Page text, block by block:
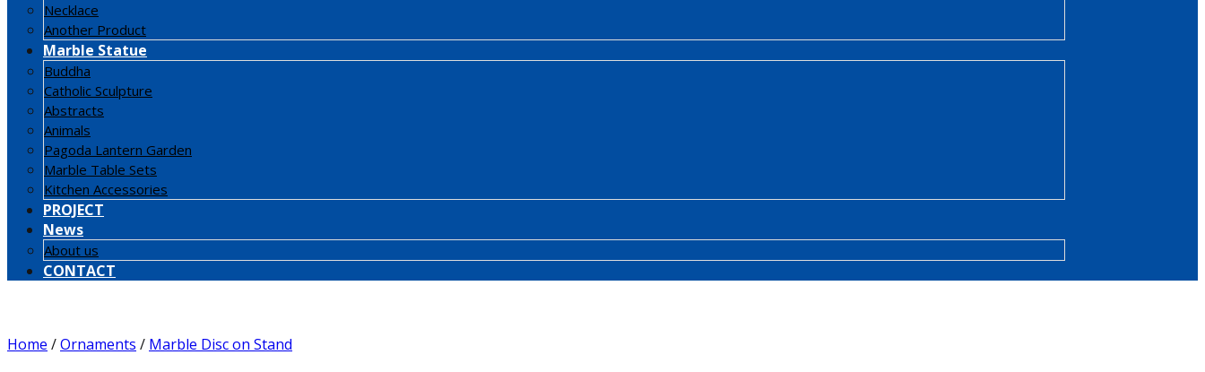
Necklace
Another Product
Marble Statue
Buddha
Catholic Sculpture
Abstracts
Animals
Pagoda Lantern Garden
Marble Table Sets
Kitchen Accessories
PROJECT
News
About us
CONTACT
Home /Ornaments / Marble Disc on Stand